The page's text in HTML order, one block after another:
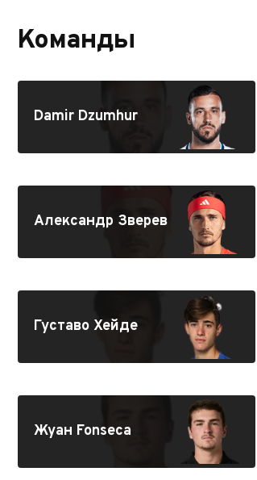
Команды
Damir Dzumhur
Александр Зверев
Густаво Хейде
Жуан Fonseca